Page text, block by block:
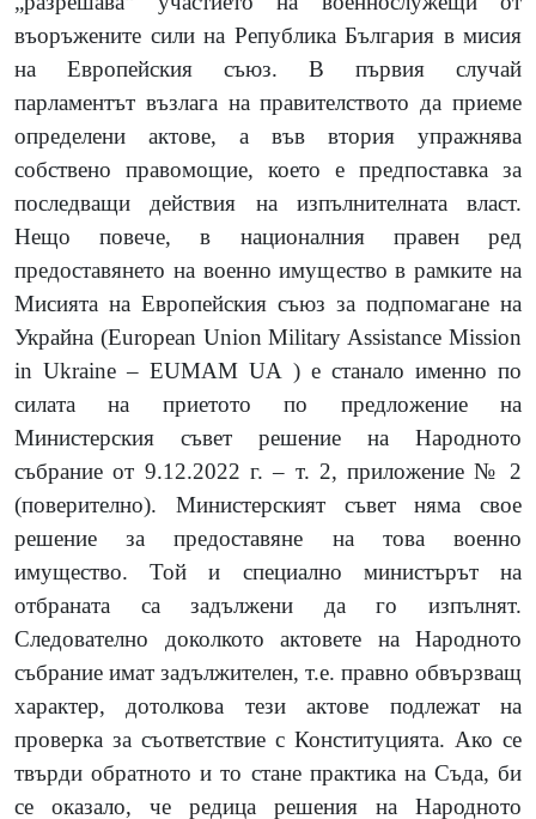
въоръжените сили на Република България в мисия
на Европейския съюз. В първия случай
парламентът възлага на правителството да приеме
определени актове, а във втория упражнява
собствено правомощие, което е предпоставка за
последващи действия на изпълнителната власт.
Нещо повече, в националния правен ред
предоставянето на военно имущество в рамките на
Мисията на Европейския съюз за подпомагане на
Украйна (European Union Military Assistance Mission
in Ukraine – EUMAM UA ) e станало именно по
силата на приетото по предложение на
Министерския съвет решение на Народното
събрание от 9.12.2022 г. – т. 2, приложение № 2
(поверително). Министерският съвет няма свое
решение за предоставяне на това военно
имущество. Той и специално министърът на
отбраната са задължени да го изпълнят.
Следователно доколкото актовете на Народното
събрание имат задължителен, т.е. правно обвързващ
характер, дотолкова тези актове подлежат на
проверка за съответствие с Конституцията. Ако се
твърди обратното и то стане практика на Съда, би
се оказало, че редица решения на Народното